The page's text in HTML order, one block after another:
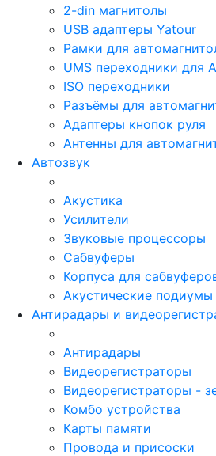
2-din магнитолы
USB адаптеры Yatour
Рамки для
UMS переходники для
ISO переходники
Разъёмы для
Адаптеры кнопок руля
Антенны для
Автозвук
Акустика
Усилители
Звуковые процессоры
Сабвуферы
Корпуса для
Акустические подиумы
Антирадары и
Антирадары
Видеорегистраторы
Видеорегистраторы -
Комбо устройства
Карты памяти
Провода и присоски